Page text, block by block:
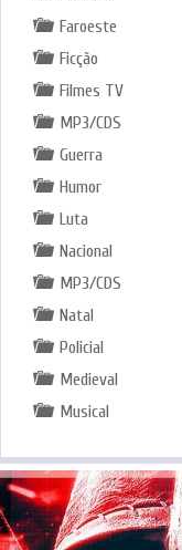
Faroeste
Ficção
Filmes TV
MP3/CDS
Guerra
Humor
Luta
Nacional
MP3/CDS
Natal
Policial
Medieval
Musical